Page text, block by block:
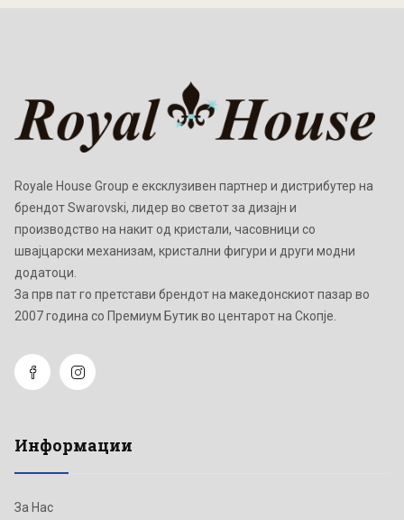
Royale House Group е ексклузивен партнер и дистрибутер на
брендот Swarovski, лидер во светот за дизајн и
производство на накит од кристали, часовници со
швајцарски механизам, кристални фигури и други модни
додатоци.
Зa прв пат го претстави брендот на македонскиот пазар во
2007 година со Премиум Бутик во центарот на Скопје.
Информации
За Нас